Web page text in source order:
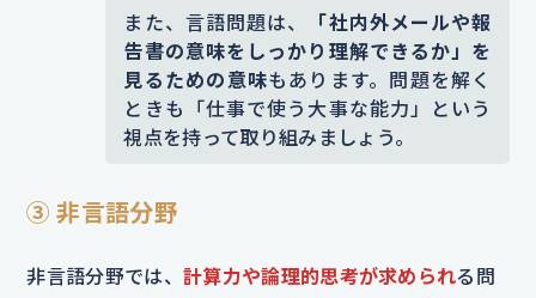
また、言語問題は、
「社内外メールや報
告書の意味をしっかり理解できるか」を
見るための意味もあります。問題を解く
ときも「仕事で使う大事な能力」という
視点を持って取り組みましょう。
③ 非言語分野
非言語分野では、 計算力や論理的思考が求められる問